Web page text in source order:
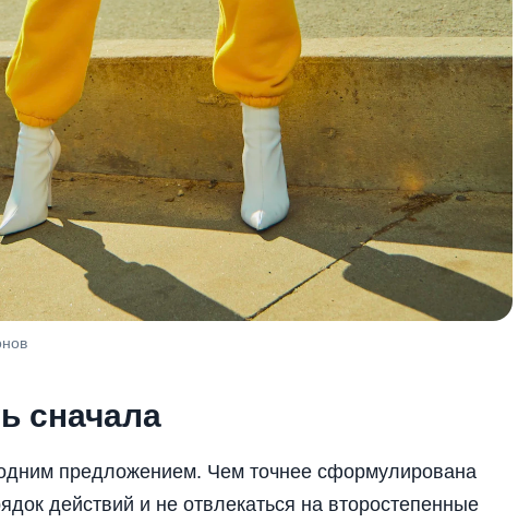
сначала
предложением. Чем точнее сформулирована
действий и не отвлекаться на второстепенные